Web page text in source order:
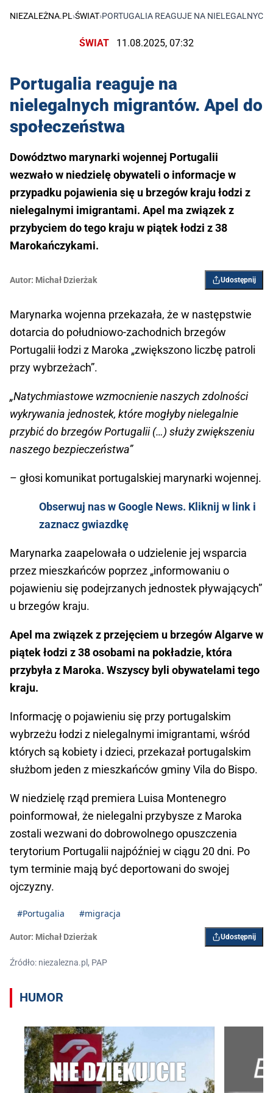
NIEZALEŻNA.PL ›ŚWIAT›PORTUGALIA REAGUJE NA
ŚWIAT 11.08.2025, 07:32
Portugalia reaguje na
nielegalnych migrantów. Apel do
społeczeństwa
Dowództwo marynarki wojennej Portugalii
wezwało w niedzielę obywateli o informacje w
przypadku pojawienia się u brzegów kraju łodzi z
nielegalnymi imigrantami. Apel ma związek z
przybyciem do tego kraju w piątek łodzi z 38
Marokańczykami.
Autor: Michał Dzierżak Udostępnij
Marynarka wojenna przekazała, że w następstwie
dotarcia do południowo-zachodnich brzegów
Portugalii łodzi z Maroka „zwiększono liczbę patroli
przy wybrzeżach”.
„Natychmiastowe wzmocnienie naszych zdolności
wykrywania jednostek, które mogłyby nielegalnie
przybić do brzegów Portugalii (…) służy zwiększeniu
naszego bezpieczeństwa”
– głosi komunikat portugalskiej marynarki wojennej.
Obserwuj nas w Google News. Kliknij w link i
zaznacz gwiazdkę
Marynarka zaapelowała o udzielenie jej wsparcia
przez mieszkańców poprzez „informowaniu o
pojawieniu się podejrzanych jednostek pływających”
u brzegów kraju.
Apel ma związek z przejęciem u brzegów Algarve w
piątek łodzi z 38 osobami na pokładzie, która
przybyła z Maroka. Wszyscy byli obywatelami tego
kraju.
Informację o pojawieniu się przy portugalskim
wybrzeżu łodzi z nielegalnymi imigrantami, wśród
których są kobiety i dzieci, przekazał portugalskim
służbom jeden z mieszkańców gminy Vila do Bispo.
W niedzielę rząd premiera Luisa Montenegro
poinformował, że nielegalni przybysze z Maroka
zostali wezwani do dobrowolnego opuszczenia
terytorium Portugalii najpóźniej w ciągu 20 dni. Po
tym terminie mają być deportowani do swojej
ojczyzny.
#Portugalia #migracja
Autor: Michał Dzierżak Udostępnij
Źródło: niezalezna.pl, PAP
HUMOR